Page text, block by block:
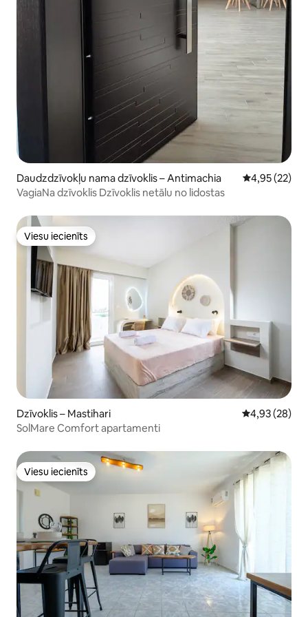
Daudzdzīvokļu nama dzīvoklis – Antimachia Vidējais
4,95 (22)
VagiaNa dzīvoklis Dzīvoklis netālu no lidostas
Viesu iecienīts
Viesu iecienīts
Dzīvoklis – Mastihari Vidējais
4,93 (28)
SolMare Comfort apartamenti
Viesu iecienīts
Viesu iecienīts